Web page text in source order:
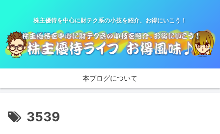
株主優待を中心に財テク系の小技を紹介、お得にいこう！
本ブログについて
3539